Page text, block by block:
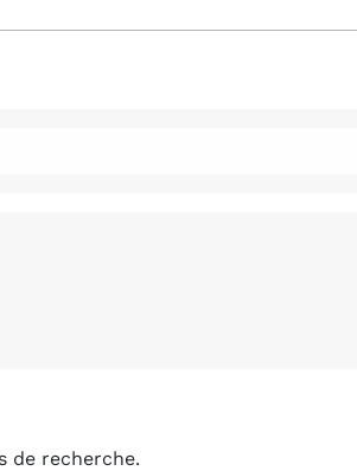
de recherche.